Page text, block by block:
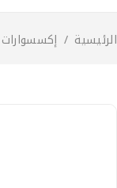
الرئيسية / إكسسوارات